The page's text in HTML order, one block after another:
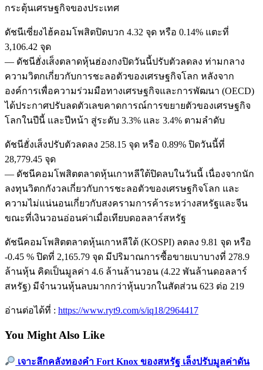
กระตุ้นเศรษฐกิจของประเทศ
ดัชนีเซี่ยงไฮ้คอมโพสิตปิดบวก 4.32 จุด หรือ 0.14% แตะที่
3,106.42 จุด
— ดัชนีฮั่งเส็งตลาดหุ้นฮ่องกงปิดวันนี้ปรับตัวลดลง ท่ามกลาง
ความวิตกเกี่ยวกับการชะลอตัวของเศรษฐกิจโลก หลังจาก
องค์การเพื่อความร่วมมือทางเศรษฐกิจและการพัฒนา (OECD)
ได้ประกาศปรับลดตัวเลขคาดการณ์การขยายตัวของเศรษฐกิจ
โลกในปีนี้ และปีหน้า สู่ระดับ 3.3% และ 3.4% ตามลำดับ
ดัชนีฮั่งเส็งปรับตัวลดลง 258.15 จุด หรือ 0.89% ปิดวันนี้ที่
28,779.45 จุด
— ดัชนีคอมโพสิตตลาดหุ้นเกาหลีใต้ปิดลบในวันนี้ เนื่องจากนัก
ลงทุนวิตกกังวลเกี่ยวกับการชะลอตัวของเศรษฐกิจโลก และ
ความไม่แน่นอนเกี่ยวกับสงครามการค้าระหว่างสหรัฐและจีน
ขณะที่เงินวอนอ่อนค่าเมื่อเทียบดอลลาร์สหรัฐ
ดัชนีคอมโพสิตตลาดหุ้นเกาหลีใต้ (KOSPI) ลดลง 9.81 จุด หรือ
-0.45 % ปิดที่ 2,165.79 จุด มีปริมาณการซื้อขายเบาบางที่ 278.9
ล้านหุ้น คิดเป็นมูลค่า 4.6 ล้านล้านวอน (4.22 พันล้านดอลลาร์
สหรัฐ) มีจำนวนหุ้นลบมากกว่าหุ้นบวกในสัดส่วน 623 ต่อ 219
อ่านต่อได้ที่ : https://www.ryt9.com/s/iq18/2964417
You Might Also Like
เจาะลึกคลังทองคำ Fort Knox ของสหรัฐ เล็งปรับมูลค่าดัน